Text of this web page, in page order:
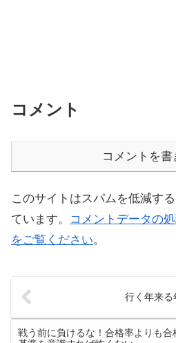
コメント
コメントを書
このサイトはスパムを低減す
ています。
コメントデータの
をご覧ください。
行く年来る
戦う前に負けるな！合格率よりも合